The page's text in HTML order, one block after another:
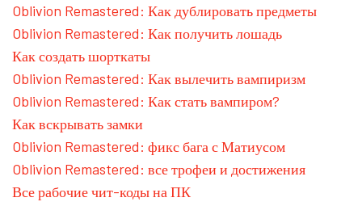
Oblivion Remastered: Как дублировать предметы
Oblivion Remastered: Как получить лошадь
Как создать шорткаты
Oblivion Remastered: Как вылечить вампиризм
Oblivion Remastered: Как стать вампиром?
Как вскрывать замки
Oblivion Remastered: фикс бага с Матиусом
Oblivion Remastered: все трофеи и достижения
Все рабочие чит-коды на ПК